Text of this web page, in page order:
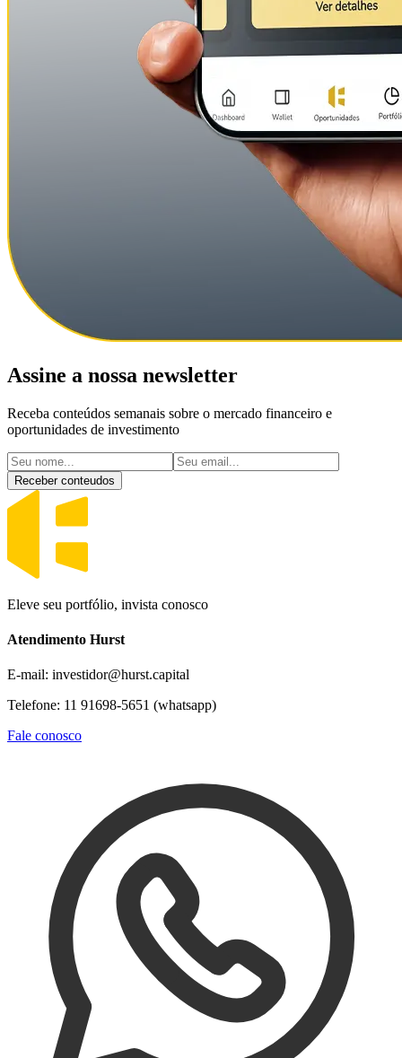
Assine a nossa newsletter
Receba conteúdos semanais sobre o mercado financeiro e
oportunidades de investimento
Receber conteudos
Eleve seu portfólio, invista conosco
Atendimento Hurst
E-mail: investidor@hurst.capital
Telefone: 11 91698-5651 (whatsapp)
Fale conosco